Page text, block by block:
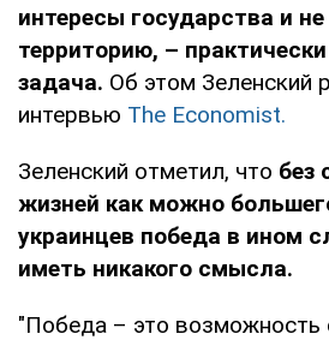
интересы государства и
территорию, –
задача. Об этом Зеленский
интервью The Economist.
Зеленский отметил, что без
жизней как можно
украинцев победа в ином
иметь никакого смысла.
"Победа – это возможность